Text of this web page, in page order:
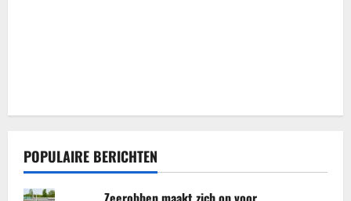
POPULAIRE BERICHTEN